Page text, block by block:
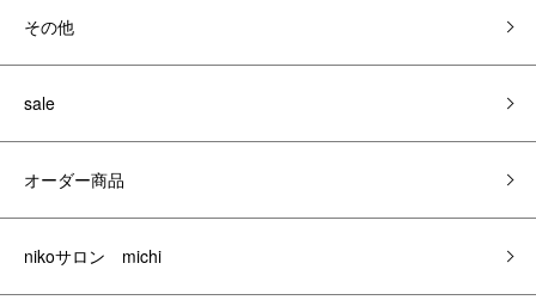
その他
sale
オーダー商品
nikoサロン michi